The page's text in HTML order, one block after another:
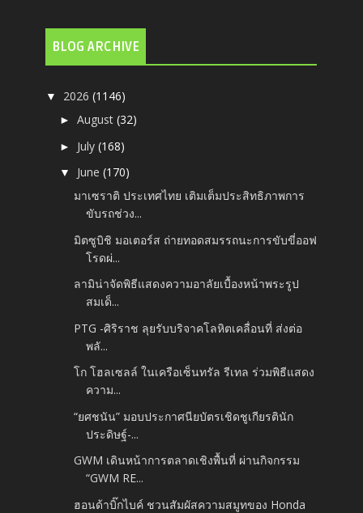
BLOG ARCHIVE
▼ 2026(1146)
►August(32)
► July(168)
▼ June(170)
มาเซราติ ประเทศไทย เติมเต็มประสิทธิภาพการ
ขับรถช่วง...
มิตซูบิชิ มอเตอร์ส ถ่ายทอดสมรรถนะการขับขี่ออฟ
โรดผ่...
ลามิน่าจัดพิธีแสดงความอาลัยเบื้องหน้าพระรูป
สมเด็...
PTG -ศิริราช ลุยรับบริจาคโลหิตเคลื่อนที่ ส่งต่อ
พลั...
โก โฮลเซลล์ ในเครือเซ็นทรัล รีเทล ร่วมพิธีแสดง
ความ...
“ยศชนัน” มอบประกาศนียบัตรเชิดชูเกียรตินัก
ประดิษฐ์-...
GWM เดินหน้าการตลาดเชิงพื้นที่ ผ่านกิจกรรม
“GWM RE...
ฮอนด้าบิ๊กไบค์ ชวนสัมผัสความสมูทของ Honda